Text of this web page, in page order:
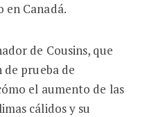
en Canadá.
de Cousins, que
de prueba de
el aumento de las
cálidos y su